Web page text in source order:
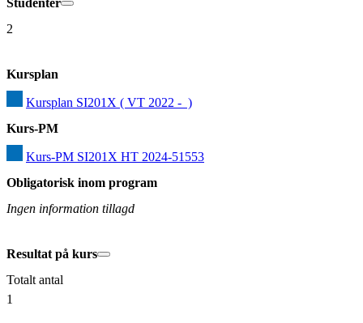
2
Kursplan
Kursplan SI201X ( VT 2022 -  )
Kurs-PM
Kurs-PM SI201X HT 2024-51553
Obligatorisk inom program
Ingen information tillagd
Resultat på kurs
Totalt antal
1